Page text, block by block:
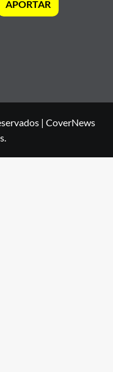
APORTAR
| CoverNews